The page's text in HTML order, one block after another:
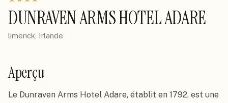
DUNRAVEN ARMS HOTEL ADARE
limerick, Irlande
Aperçu
Le Dunraven Arms Hotel Adare, établit en 1792, est une